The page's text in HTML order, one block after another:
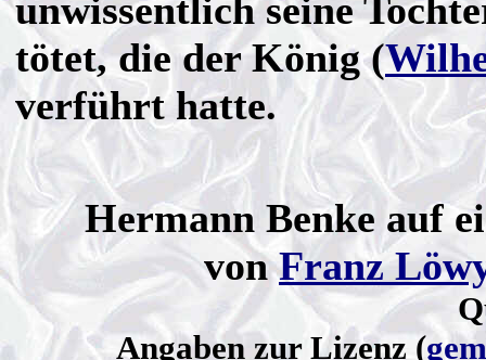
unwissentlich seine
tötet, die der König (
verführt hatte.
Hermann Benke auf
vonFranz
Angaben zur Lizenz (